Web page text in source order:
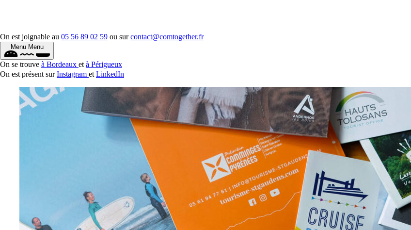
On est joignable au 05 56 89 02 59 ou surcontact@comtogether.fr
Menu Menu
On se trouve à Bordeaux et à Périgueux
On est présent surInstagram et LinkedIn